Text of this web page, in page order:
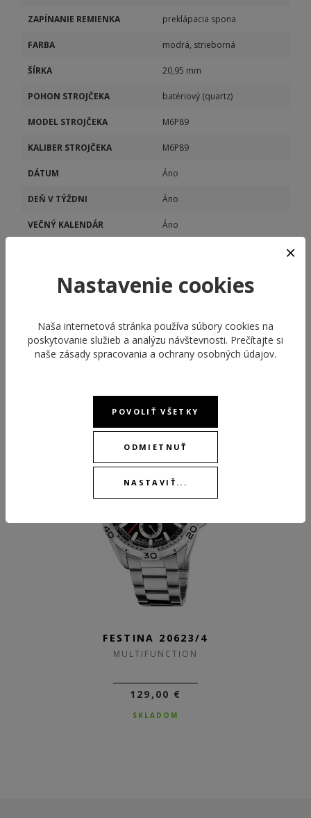
ZAPÍNANIE REMIENKA preklápacia spona
FARBA modrá, strieborná
ŠÍRKA 20,95 mm
POHON STROJČEKA batériový (quartz)
MODEL STROJČEKA M6P89
KALIBER STROJČEKA M6P89
DÁTUM Áno
DEŇ V TÝŽDNI Áno
VEČNÝ KALENDÁR Áno
ODPORÚČANÉ PRODUKTY
FESTINA 20623/4
MULTIFUNCTION
129,00 €
SKLADOM
Nastavenie cookies
Naša internetová stránka používa súbory cookies na
poskytovanie služieb a analýzu návštevnosti. Prečítajte si
naše zásady spracovania a ochrany osobných údajov.
POVOLIŤ VŠETKY
ODMIETNUŤ
NASTAVIŤ...